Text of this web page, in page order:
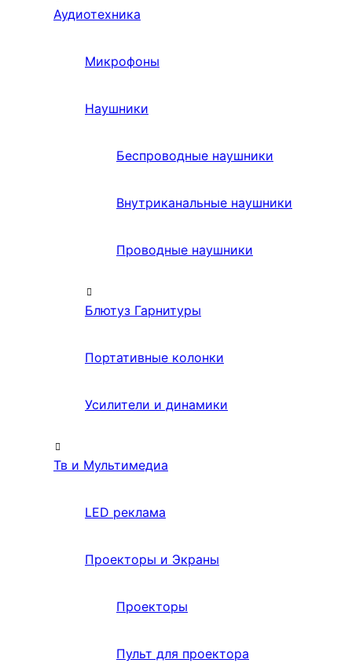
Аудиотехника
Микрофоны
Наушники
Беспроводные наушники
Внутриканальные наушники
Проводные наушники
Блютуз Гарнитуры
Портативные колонки
Усилители и динамики
Тв и Мультимедиа
LED реклама
Проекторы и Экраны
Проекторы
Пульт для проектора